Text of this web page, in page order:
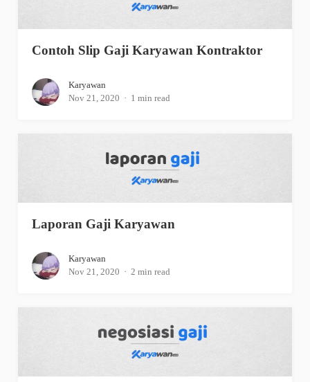
Contoh Slip Gaji Karyawan Kontraktor
Karyawan
Nov 21, 2020
1 min read
Laporan Gaji Karyawan
Karyawan
Nov 21, 2020
2 min read